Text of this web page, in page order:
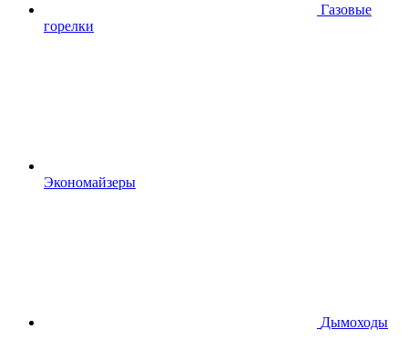
Газовые
горелки
Экономайзеры
Дымоходы